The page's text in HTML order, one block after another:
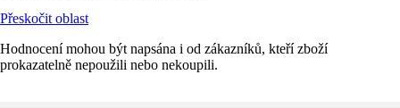
Přeskočit oblast
Hodnocení mohou být napsána i od zákazníků, kteří zboží
prokazatelně nepoužili nebo nekoupili.